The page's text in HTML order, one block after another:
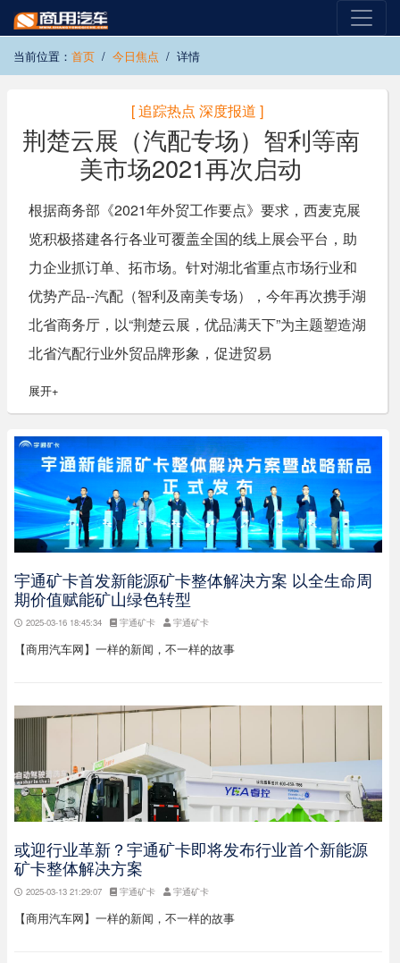
当前位置： 首页 今日焦点 详情
[ 追踪热点 深度报道 ]
荆楚云展（汽配专场）智利等南
美市场2021再次启动
根据商务部《2021年外贸工作要点》要求，西麦克展
览积极搭建各行各业可覆盖全国的线上展会平台，助
力企业抓订单、拓市场。针对湖北省重点市场行业和
优势产品--汽配（智利及南美专场），今年再次携手湖
北省商务厅，以“荆楚云展，优品满天下”为主题塑造湖
北省汽配行业外贸品牌形象，促进贸易
展开+
宇通矿卡首发新能源矿卡整体解决方案 以全生命周
期价值赋能矿山绿色转型
2025-03-16 18:45:34 宇通矿卡 宇通矿卡
【商用汽车网】一样的新闻，不一样的故事
或迎行业革新？宇通矿卡即将发布行业首个新能源
矿卡整体解决方案
2025-03-13 21:29:07 宇通矿卡 宇通矿卡
【商用汽车网】一样的新闻，不一样的故事